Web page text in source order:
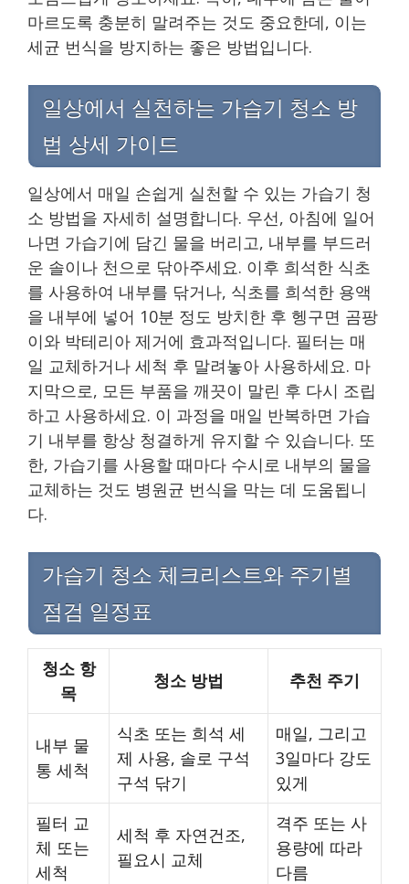
마르도록 충분히 말려주는 것도 중요한데, 이는
세균 번식을 방지하는 좋은 방법입니다.
일상에서 실천하는 가습기 청소 방
법 상세 가이드
일상에서 매일 손쉽게 실천할 수 있는 가습기 청
소 방법을 자세히 설명합니다. 우선, 아침에 일어
나면 가습기에 담긴 물을 버리고, 내부를 부드러
운 솔이나 천으로 닦아주세요. 이후 희석한 식초
를 사용하여 내부를 닦거나, 식초를 희석한 용액
을 내부에 넣어 10분 정도 방치한 후 헹구면 곰팡
이와 박테리아 제거에 효과적입니다. 필터는 매
일 교체하거나 세척 후 말려놓아 사용하세요. 마
지막으로, 모든 부품을 깨끗이 말린 후 다시 조립
하고 사용하세요. 이 과정을 매일 반복하면 가습
기 내부를 항상 청결하게 유지할 수 있습니다. 또
한, 가습기를 사용할 때마다 수시로 내부의 물을
교체하는 것도 병원균 번식을 막는 데 도움됩니
다.
가습기 청소 체크리스트와 주기별
점검 일정표
청소 항
목
청소 방법 추천 주기
내부 물
통 세척
식초 또는 희석 세
제 사용, 솔로 구석
구석 닦기
매일, 그리고
3일마다 강도
있게
필터 교
체 또는
세척
세척 후 자연건조,
필요시 교체
격주 또는 사
용량에 따라
다름